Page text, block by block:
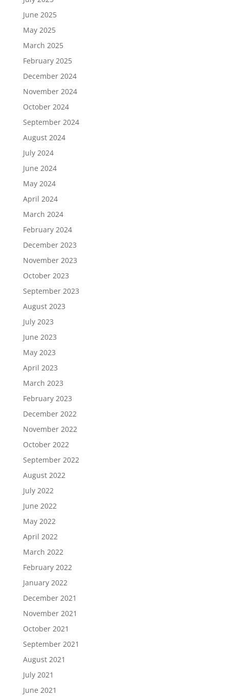
June 2025
May 2025
March 2025
February 2025
December 2024
November 2024
October 2024
September 2024
August 2024
July 2024
June 2024
May 2024
April 2024
March 2024
February 2024
December 2023
November 2023
October 2023
September 2023
August 2023
July 2023
June 2023
May 2023
April 2023
March 2023
February 2023
December 2022
November 2022
October 2022
September 2022
August 2022
July 2022
June 2022
May 2022
April 2022
March 2022
February 2022
January 2022
December 2021
November 2021
October 2021
September 2021
August 2021
July 2021
June 2021